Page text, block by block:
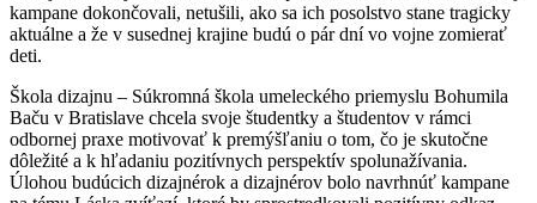
kampane dokončovali, netušili, ako sa ich posolstvo stane tragicky
aktuálne a že v susednej krajine budú o pár dní vo vojne zomierať
deti.
Škola dizajnu – Súkromná škola umeleckého priemyslu Bohumila
Baču v Bratislave chcela svoje študentky a študentov v rámci
odbornej praxe motivovať k premýšľaniu o tom, čo je skutočne
dôležité a k hľadaniu pozitívnych perspektív spolunažívania.
Úlohou budúcich dizajnérok a dizajnérov bolo navrhnúť kampane